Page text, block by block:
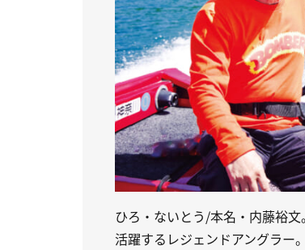
ひろ・ないとう/本名・内藤裕
活躍するレジェンドアングラー